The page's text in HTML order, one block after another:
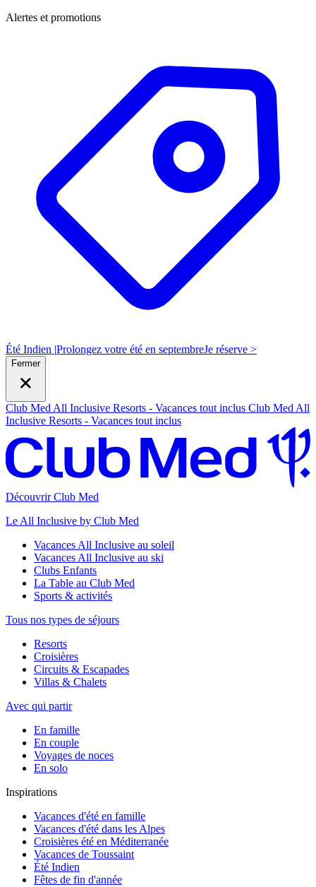
Alertes et promotions
Été Indien |Prolongez votre été en septembreJe réserve >
Fermer
Club Med All Inclusive Resorts - Vacances tout inclus Club Med All
Inclusive Resorts - Vacances tout inclus
Découvrir Club Med
Le All Inclusive by Club Med
Vacances All Inclusive au soleil
Vacances All Inclusive au ski
Clubs Enfants
La Table au Club Med
Sports & activités
Tous nos types de séjours
Resorts
Croisières
Circuits & Escapades
Villas & Chalets
Avec qui partir
En famille
En couple
Voyages de noces
En solo
Inspirations
Vacances d'été en famille
Vacances d'été dans les Alpes
Croisières été en Méditerranée
Vacances de Toussaint
Été Indien
Fêtes de fin d'année